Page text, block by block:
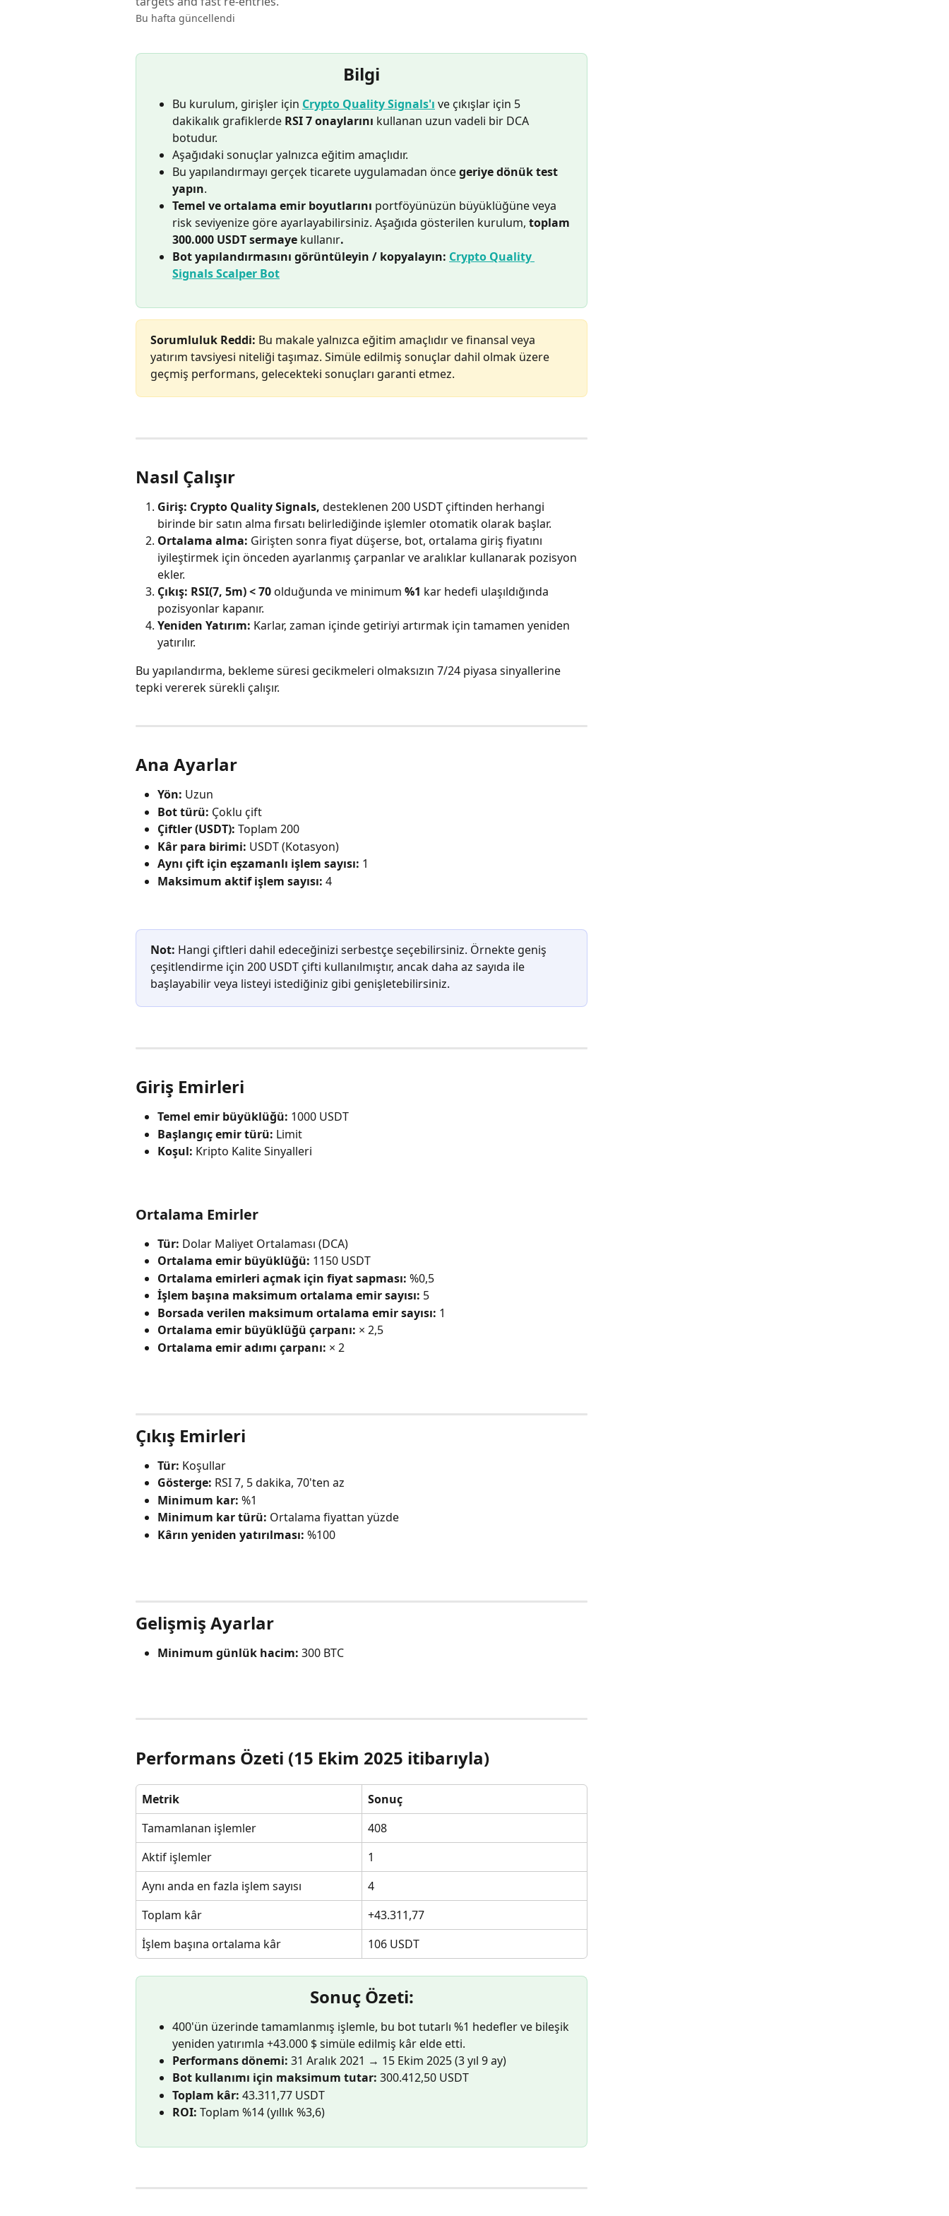
Bu hafta güncellendi
Bilgi
Bu kurulum, girişler için Crypto Quality Signals'ı ve çıkışlar için 5
dakikalık grafiklerde RSI 7 onaylarını kullanan uzun vadeli bir DCA
botudur.
Aşağıdaki sonuçlar yalnızca eğitim amaçlıdır.
Bu yapılandırmayı gerçek ticarete uygulamadan önce geriye dönük test
yapın.
Temel ve ortalama emir boyutlarını portföyünüzün büyüklüğüne veya
risk seviyenize göre ayarlayabilirsiniz. Aşağıda gösterilen kurulum, toplam
300.000 USDT sermaye kullanır.
Bot yapılandırmasını görüntüleyin / kopyalayın: Crypto Quality
Signals Scalper Bot
Sorumluluk Reddi: Bu makale yalnızca eğitim amaçlıdır ve finansal veya
yatırım tavsiyesi niteliği taşımaz. Simüle edilmiş sonuçlar dahil olmak üzere
geçmiş performans, gelecekteki sonuçları garanti etmez.
Nasıl Çalışır
Giriş: Crypto Quality Signals, desteklenen 200 USDT çiftinden herhangi
birinde bir satın alma fırsatı belirlediğinde işlemler otomatik olarak başlar.
Ortalama alma: Girişten sonra fiyat düşerse, bot, ortalama giriş fiyatını
iyileştirmek için önceden ayarlanmış çarpanlar ve aralıklar kullanarak pozisyon
ekler.
Çıkış: RSI(7, 5m) < 70 olduğunda ve minimum %1 kar hedefi ulaşıldığında
pozisyonlar kapanır.
Yeniden Yatırım: Karlar, zaman içinde getiriyi artırmak için tamamen yeniden
yatırılır.
Bu yapılandırma, bekleme süresi gecikmeleri olmaksızın 7/24 piyasa sinyallerine
tepki vererek sürekli çalışır.
Ana Ayarlar
Yön: Uzun
Bot türü: Çoklu çift
Çiftler (USDT): Toplam 200
Kâr para birimi: USDT (Kotasyon)
Aynı çift için eşzamanlı işlem sayısı: 1
Maksimum aktif işlem sayısı: 4
Not: Hangi çiftleri dahil edeceğinizi serbestçe seçebilirsiniz. Örnekte geniş
çeşitlendirme için 200 USDT çifti kullanılmıştır, ancak daha az sayıda ile
başlayabilir veya listeyi istediğiniz gibi genişletebilirsiniz.
Giriş Emirleri
Temel emir büyüklüğü: 1000 USDT
Başlangıç emir türü: Limit
Koşul: Kripto Kalite Sinyalleri
Ortalama Emirler
Tür: Dolar Maliyet Ortalaması (DCA)
Ortalama emir büyüklüğü: 1150 USDT
Ortalama emirleri açmak için fiyat sapması: %0,5
İşlem başına maksimum ortalama emir sayısı: 5
Borsada verilen maksimum ortalama emir sayısı: 1
Ortalama emir büyüklüğü çarpanı: × 2,5
Ortalama emir adımı çarpanı: × 2
Çıkış Emirleri
Tür: Koşullar
Gösterge: RSI 7, 5 dakika, 70'ten az
Minimum kar: %1
Minimum kar türü: Ortalama fiyattan yüzde
Kârın yeniden yatırılması: %100
Gelişmiş Ayarlar
Minimum günlük hacim: 300 BTC
Performans Özeti (15 Ekim 2025 itibarıyla)
Metrik
Sonuç
Tamamlanan işlemler
408
Aktif işlemler
1
Aynı anda en fazla işlem sayısı
4
Toplam kâr
+43.311,77
İşlem başına ortalama kâr
106 USDT
Sonuç Özeti:
400'ün üzerinde tamamlanmış işlemle, bu bot tutarlı %1 hedefler ve bileşik
yeniden yatırımla +43.000 $ simüle edilmiş kâr elde etti.
Performans dönemi: 31 Aralık 2021 → 15 Ekim 2025 (3 yıl 9 ay)
Bot kullanımı için maksimum tutar: 300.412,50 USDT
Toplam kâr: 43.311,77 USDT
ROI: Toplam %14 (yıllık %3,6)